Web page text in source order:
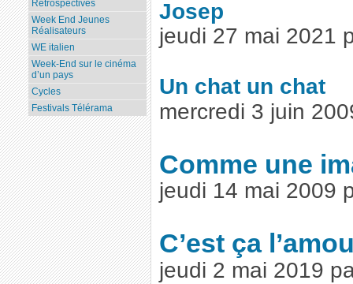
Josep
jeudi 27 mai 2021
Un chat un chat
mercredi 3 juin
Comme une
jeudi 14 mai 2009
C’est ça
jeudi 2 mai 2019
Rétrospectives
Week End Jeunes
Réalisateurs
WE italien
Week-End sur le cinéma
d’un pays
Cycles
Festivals Télérama